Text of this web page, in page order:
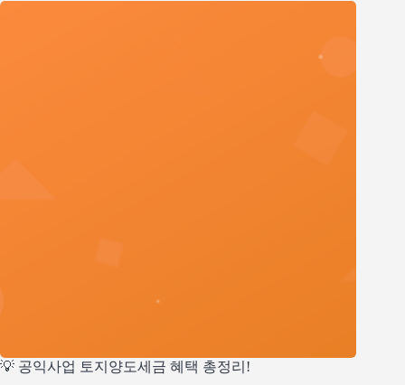
💡 공익사업 토지양도세금 혜택 총정리!